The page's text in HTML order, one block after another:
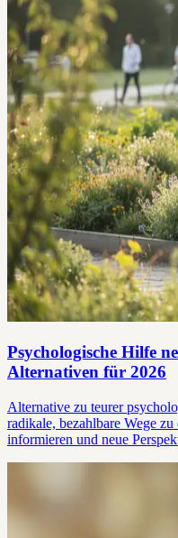
Psychologische Hilfe
Alternativen für 2026
Alternative zu teurer
radikale, bezahlbare Wege
informieren und neue